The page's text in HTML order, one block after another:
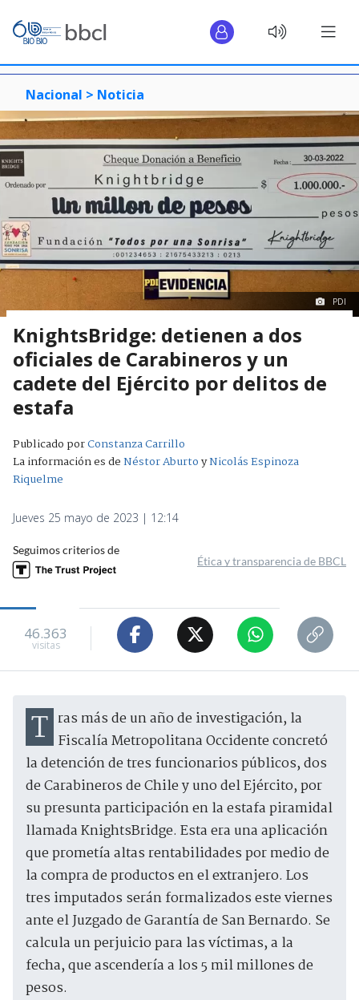
Nacional > Noticia
PDI
KnightsBridge: detienen a dos
oficiales de Carabineros y un
cadete del Ejército por delitos de
estafa
Publicado porConstanza Carrillo
La información es deNéstor AburtoyNicolás Espinoza
Riquelme
Jueves 25 mayo de 2023 | 12:14
Seguimos criterios de
Ética y transparencia de BBCL
46.363
visitas
Tras más de un año de investigación, la Fiscalía Metropolitana Occidente concretó
la detención de tres funcionarios públicos, dos
de Carabineros de Chile y uno del Ejército, por
su presunta participación en la estafa piramidal
llamada KnightsBridge. Esta era una aplicación
que prometía altas rentabilidades por medio de
la compra de productos en el extranjero. Los
tres imputados serán formalizados este viernes
ante el Juzgado de Garantía de San Bernardo. Se
calcula un perjuicio para las víctimas, a la
fecha, que ascendería a los 5 mil millones de
pesos.